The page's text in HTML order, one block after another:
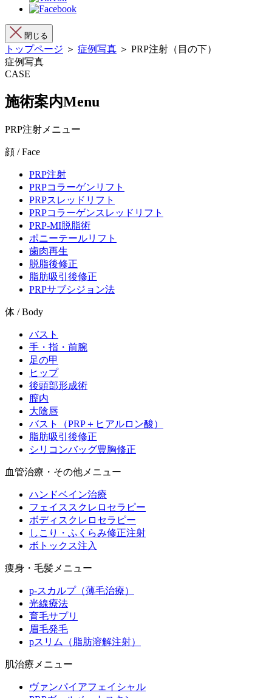
閉じる
トップページ ＞ 症例写真 ＞ PRP注射（目の下）
症例写真
CASE
施術案内Menu
PRP注射メニュー
顔 / Face
PRP注射
PRPコラーゲンリフト
PRPスレッドリフト
PRPコラーゲンスレッドリフト
PRP-MI脱脂術
ポニーテールリフト
歯肉再生
脱脂後修正
脂肪吸引後修正
PRPサブシジョン法
体 / Body
バスト
手・指・前腕
足の甲
ヒップ
後頭部形成術
膣内
大陰唇
バスト（PRP＋ヒアルロン酸）
脂肪吸引後修正
シリコンバッグ豊胸修正
血管治療・その他メニュー
ハンドベイン治療
フェイススクレロセラピー
ボディスクレロセラピー
しこり・ふくらみ修正注射
ボトックス注入
痩身・毛髪メニュー
p-スカルプ（薄毛治療）
光線療法
育毛サプリ
眉毛発毛
pスリム（脂肪溶解注射）
肌治療メニュー
ヴァンパイアフェイシャル